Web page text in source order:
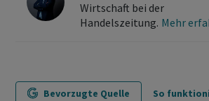
Wirtschaft bei der
Handelszeitung. Mehr
Bevorzugte Quelle So